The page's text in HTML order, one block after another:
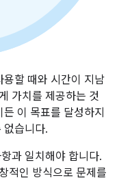
할 때와 시간이 지남
가치를 제공하는 것
이 목표를 달성하지
없습니다.
과 일치해야 합니다.
적인 방식으로 문제를